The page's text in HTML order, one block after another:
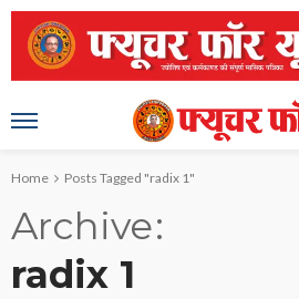
Home Posts Tagged "radix 1"
Archive
radix 1